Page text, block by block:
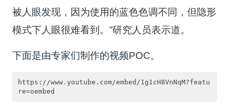
被人眼发现，因为使用的蓝色色调不同，但隐形
模式下人眼很难看到。”研究人员表示道。
下面是由专家们制作的视频POC。
https://www.youtube.com/embed/1g1cH8VnNqM?featu